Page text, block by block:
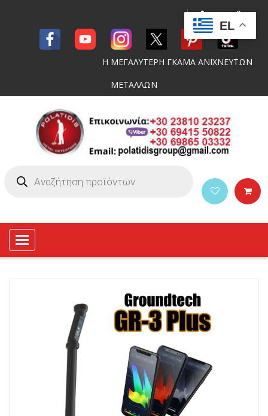
Η ΜΕΓΑΛΥΤΕΡΗ ΓΚΑΜΑ ΑΝΙΧΝΕΥΤΩΝ
ΜΕΤΑΛΛΩΝ
Toggle
navigation
EL